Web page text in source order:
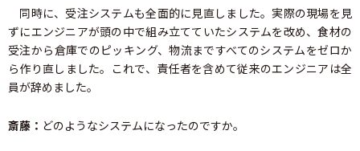
同時に、受注システムも全面的に見直しました。実際の現場を見
ずにエンジニアが頭の中で組み立てていたシステムを改め、食材の
受注から倉庫でのピッキング、物流まですべてのシステムをゼロか
ら作り直しました。これで、責任者を含めて従来のエンジニアは全
員が辞めました。
斎藤： どのようなシステムになったのですか。